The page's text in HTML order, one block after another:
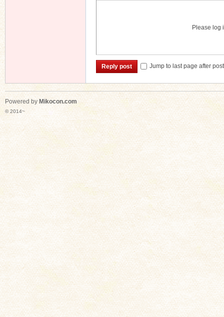
Please log
Reply post Jump to last page after
Powered by Mikocon.com
© 2014~